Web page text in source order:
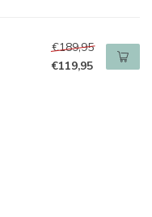
€189,95
€119,95